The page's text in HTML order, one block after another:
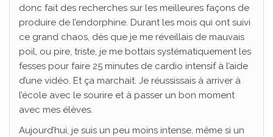
donc fait des recherches sur les meilleures façons de
produire de l’endorphine. Durant les mois qui ont suivi
ce grand chaos, dès que je me réveillais de mauvais
poil, ou pire, triste, je me bottais systématiquement les
fesses pour faire 25 minutes de cardio intensif à l’aide
d’une vidéo. Et ça marchait. Je réussissais à arriver à
l’école avec le sourire et à passer un bon moment
avec mes élèves.
Aujourd’hui, je suis un peu moins intense, même si un